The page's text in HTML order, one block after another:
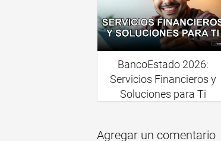
BancoEstado 2026:
Servicios Financieros y
Soluciones para Ti
Agregar un comentario